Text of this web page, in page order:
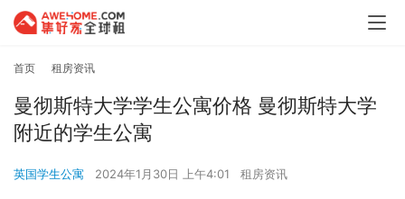
首页 租房资讯
曼彻斯特大学学生公寓价格 曼彻斯特大学
附近的学生公寓
英国学生公寓 2024年1月30日 上午4:01 租房资讯